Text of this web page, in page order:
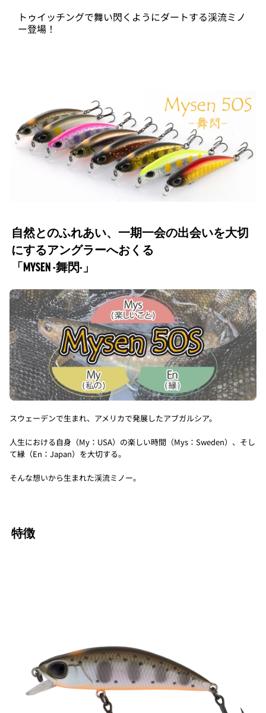
トゥイッチングで舞い閃くようにダートする渓流ミノ
ー登場！
自然とのふれあい、一期一会の出会いを大切
にするアングラーへおくる
「MYSEN -舞閃-」
スウェーデンで生まれ、アメリカで発展したアブガルシア。
人生における自身（My：USA）の楽しい時間（Mys：Sweden）、そし
て縁（En：Japan）を大切する。
そんな想いから生まれた渓流ミノー。
特徴